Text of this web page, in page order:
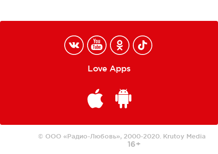
Love Apps
© ООО «Радио-Любовь», 2000-2020. Krutoy Media
16+